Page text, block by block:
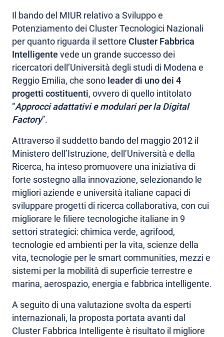
Il bando del MIUR relativo a Sviluppo e
Potenziamento dei Cluster Tecnologici Nazionali
per quanto riguarda il settore Cluster Fabbrica
Intelligente vede un grande successo dei
ricercatori dell’Università degli studi di Modena e
Reggio Emilia, che sono leader di uno dei 4
progetti costituenti, ovvero di quello intitolato
“Approcci adattativi e modulari per la Digital
Factory”.
Attraverso il suddetto bando del maggio 2012 il
Ministero dell’Istruzione, dell’Università e della
Ricerca, ha inteso promuovere una iniziativa di
forte sostegno alla innovazione, selezionando le
migliori aziende e università italiane capaci di
sviluppare progetti di ricerca collaborativa, con cui
migliorare le filiere tecnologiche italiane in 9
settori strategici: chimica verde, agrifood,
tecnologie ed ambienti per la vita, scienze della
vita, tecnologie per le smart communities, mezzi e
sistemi per la mobilità di superficie terrestre e
marina, aerospazio, energia e fabbrica intelligente.
A seguito di una valutazione svolta da esperti
internazionali, la proposta portata avanti dal
Cluster Fabbrica Intelligente è risultato il migliore